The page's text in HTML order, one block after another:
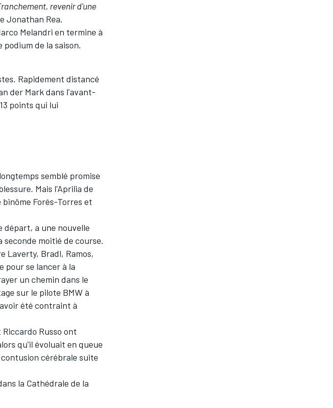
revenir d'une
Jonathan Rea.
Melandri en termine à
de la saison.
Rapidement distancé
der Mark dans l'avant-
points qui lui
semblé promise
Mais l'Aprilia de
Forés-Torres et
départ, a une nouvelle
moitié de course.
Laverty, Bradl, Ramos,
pour se lancer à la
un chemin dans le
sur le pilote BMW à
avoir été contraint à
Russo ont
qu'il évoluait en queue
cérébrale suite
la Cathédrale de la